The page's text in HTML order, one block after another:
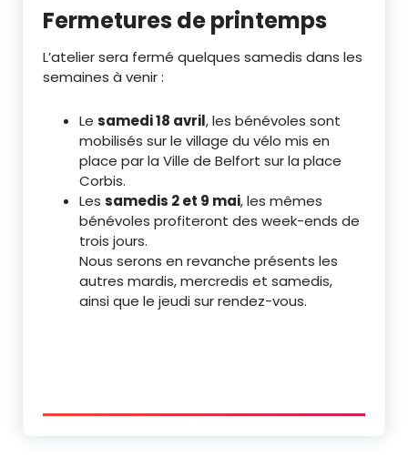
Fermetures de printemps
L’atelier sera fermé quelques samedis dans les
semaines à venir :
Le samedi 18 avril, les bénévoles sont
mobilisés sur le village du vélo mis en
place par la Ville de Belfort sur la place
Corbis.
Les samedis 2 et 9 mai, les mêmes
bénévoles profiteront des week-ends de
trois jours.
Nous serons en revanche présents les
autres mardis, mercredis et samedis,
ainsi que le jeudi sur rendez-vous.